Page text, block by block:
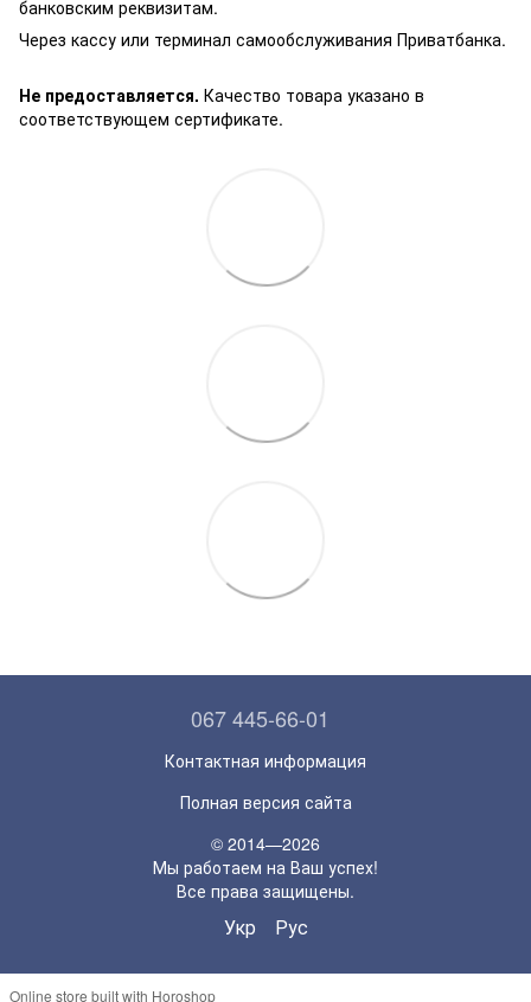
банковским реквизитам.
Через кассу или терминал самообслуживания Приватбанка.
Не предоставляется. Качество товара указано в
соответствующем сертификате.
067 445-66-01
Контактная информация
Полная версия сайта
© 2014—2026
Мы работаем на Ваш успех!
Все права защищены.
Укр Рус
Online store built with Horoshop